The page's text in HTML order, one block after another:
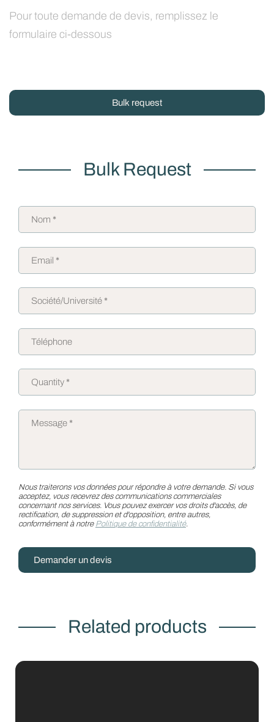
Pour toute demande de devis, remplissez le
formulaire ci-dessous
Bulk request
Bulk Request
Nous traiterons vos données pour répondre à votre demande. Si vous
acceptez, vous recevrez des communications commerciales
concernant nos services. Vous pouvez exercer vos droits d'accès, de
rectification, de suppression et d'opposition, entre autres,
conformément à notre Politique de confidentialité.
Demander un devis
Related products